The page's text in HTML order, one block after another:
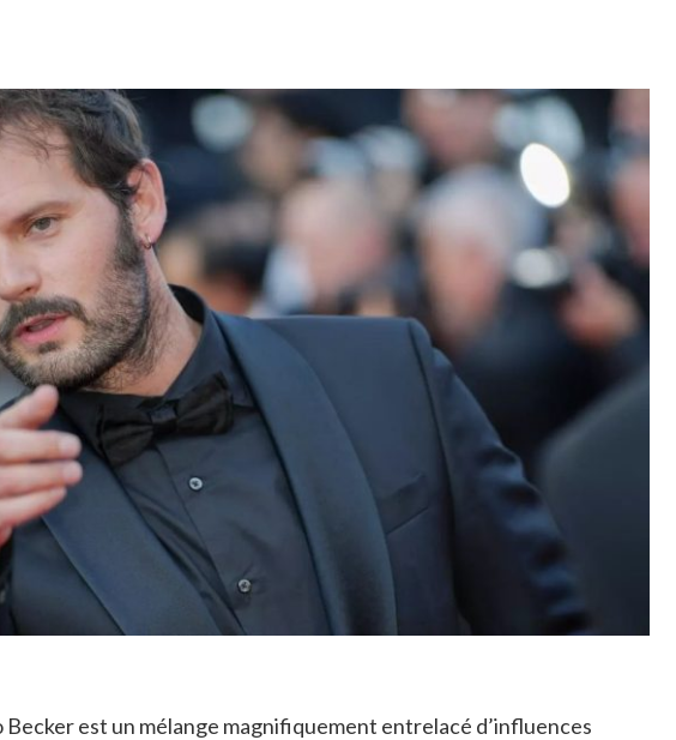
Becker est un mélange magnifiquement entrelacé d’influences